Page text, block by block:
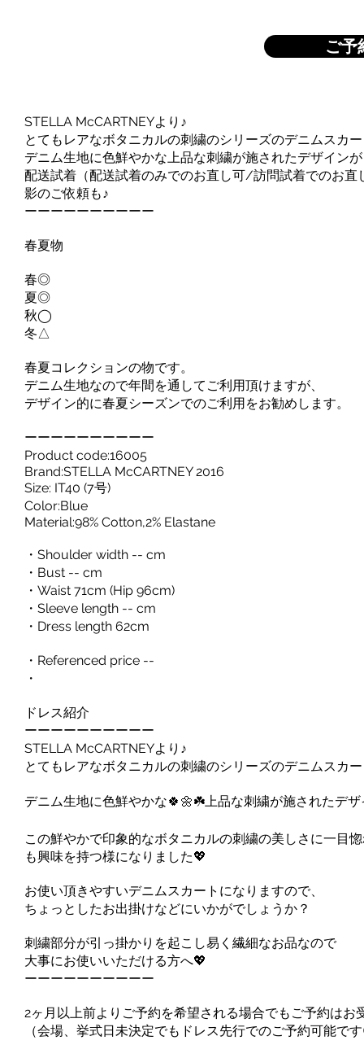
ご予
STELLA McCARTNEYより♪
とてもレアなボタニカルの刺繍のシリーズのデニムスカ
デニム生地に色鮮やかな上品な刺繍が施されたデザイン
配送試着（配送試着のみでのお直し可/訪問試着でのお
影のご依頼も♪
ーーーーーーーーーー
春夏物
春◎
夏◎
秋◯
冬△
春夏コレクションの物です。
デニム生地なので年間を通してご利用頂けますが、
デザイン的に春夏シーズンでのご利用をお勧めします。
ーーーーーーーーーー
Product code:16005
Brand:STELLA McCARTNEY 2016
Size: IT40 (7号)
Color:Blue
Material:98% Cotton,2% Elastane
・Shoulder width -- cm
・Bust -- cm
・Waist 71cm (Hip 96cm)
・Sleeve length -- cm
・Dress length 62cm
・Referenced price --
・
ドレス紹介
ーーーーーーーーーー
STELLA McCARTNEYより♪
とてもレアなボタニカルの刺繍のシリーズのデニムスカ
デニム生地に色鮮やかな🍀🌼☘️上品な刺繍が施されたデ
この鮮やかで印象的なボタニカルの刺繍の美しさに一目
も興味を持つ様になりました💖
お使い頂きやすいデニムスカートになりますので、
ちょっとしたお出掛けなどにいかがでしょうか？
刺繍部分が引っ掛かりを起こし易く繊細なお品なので
大事にお使いいただける方へ💖
ーーーーーーーーーー
2ヶ月以上前よりご予約を希望される場合でもご予約は
（会場、挙式日未決定でもドレス先行でのご予約可能で